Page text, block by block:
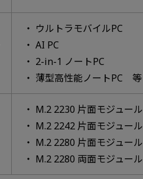
ウルトラモバイルPC
AI PC
2-in-1 ノートPC
薄型高性能ノートPC 等
M.2 2230 片面モジュール
M.2 2242 片面モジュール
M.2 2280 片面モジュール
M.2 2280 両面モジュール